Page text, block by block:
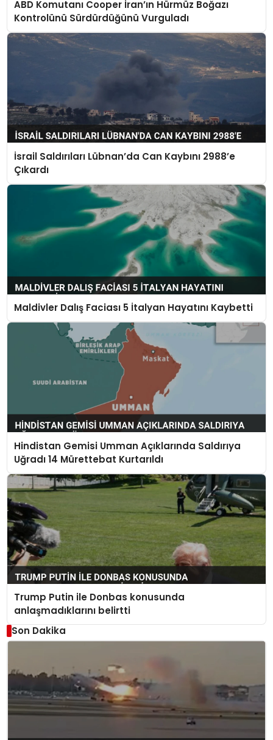
ABD Komutanı Cooper İran’ın Hürmüz Boğazı
Kontrolünü Sürdürdüğünü Vurguladı
İsrail Saldırıları Lübnan’da Can Kaybını 2988’e
Çıkardı
Maldivler Dalış Faciası 5 İtalyan Hayatını Kaybetti
Hindistan Gemisi Umman Açıklarında Saldırıya
Uğradı 14 Mürettebat Kurtarıldı
Trump Putin ile Donbas konusunda
anlaşmadıklarını belirtti
Son Dakika